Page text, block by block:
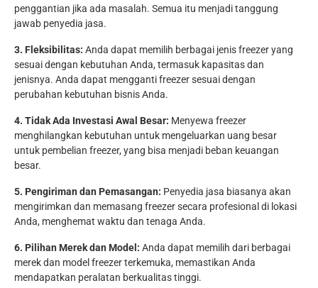
penggantian jika ada masalah. Semua itu menjadi tanggung
jawab penyedia jasa.
3. Fleksibilitas: Anda dapat memilih berbagai jenis freezer yang
sesuai dengan kebutuhan Anda, termasuk kapasitas dan
jenisnya. Anda dapat mengganti freezer sesuai dengan
perubahan kebutuhan bisnis Anda.
4. Tidak Ada Investasi Awal Besar: Menyewa freezer
menghilangkan kebutuhan untuk mengeluarkan uang besar
untuk pembelian freezer, yang bisa menjadi beban keuangan
besar.
5. Pengiriman dan Pemasangan: Penyedia jasa biasanya akan
mengirimkan dan memasang freezer secara profesional di lokasi
Anda, menghemat waktu dan tenaga Anda.
6. Pilihan Merek dan Model: Anda dapat memilih dari berbagai
merek dan model freezer terkemuka, memastikan Anda
mendapatkan peralatan berkualitas tinggi.